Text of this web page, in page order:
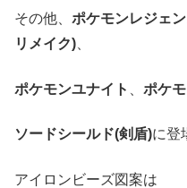
その他、 ポケモンレジェ
リメイク)
ポケモンユナイト ポケ
ソードシールド(剣盾)に登
アイロンビーズ図案は